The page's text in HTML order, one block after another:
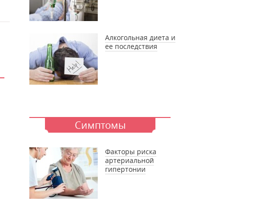
Алкогольная диета и
ее последствия
Симптомы
Факторы риска
артериальной
гипертонии